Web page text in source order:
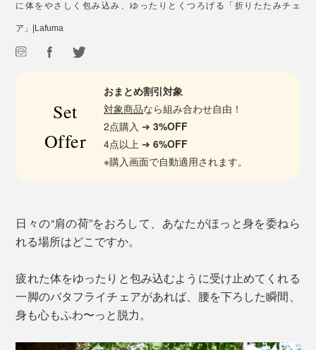
に体をやさしく包み込み、ゆったりとくつろげる「折りたたみチェ
ア」|Lafuma
Set
Offer
おまとめ割引対象
対象商品なら組み合わせ自由！
2点購入 ➔3%OFF
4点以上 ➔6%OFF
※購入画面で自動適用されます。
日々の“肩の荷”をおろして、あなたがほっと身を委ねら
れる場所はどこですか。
疲れた体をゆったりと包み込むように受け止めてくれる
一脚のバタフライチェアがあれば、腰を下ろした瞬間、
身も心もふわ〜っと脱力。